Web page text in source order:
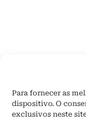
Para fornecer as
dispositivo. O
exclusivos neste